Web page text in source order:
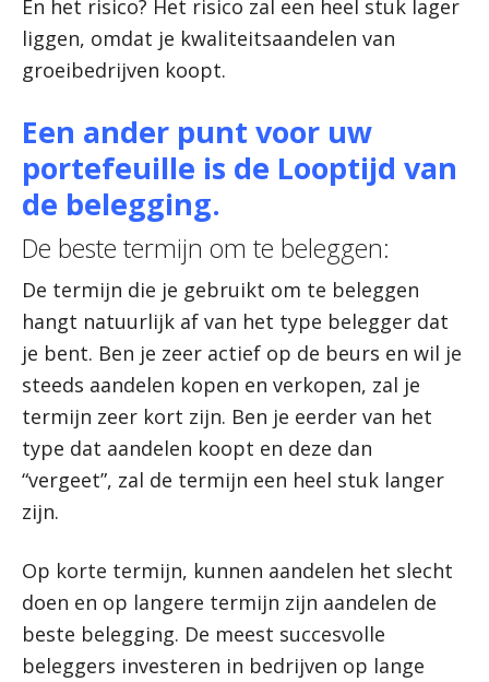
En het risico? Het risico zal een heel stuk lager
liggen, omdat je kwaliteitsaandelen van
groeibedrijven koopt.
Een ander punt voor uw
portefeuille is de Looptijd van
de belegging.
De beste termijn om te beleggen:
De termijn die je gebruikt om te beleggen
hangt natuurlijk af van het type belegger dat
je bent. Ben je zeer actief op de beurs en wil je
steeds aandelen kopen en verkopen, zal je
termijn zeer kort zijn. Ben je eerder van het
type dat aandelen koopt en deze dan
“vergeet”, zal de termijn een heel stuk langer
zijn.
Op korte termijn, kunnen aandelen het slecht
doen en op langere termijn zijn aandelen de
beste belegging. De meest succesvolle
beleggers investeren in bedrijven op lange